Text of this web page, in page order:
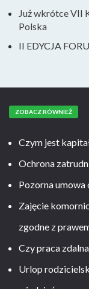
Już wkrótce VII
Polska
II EDYCJA
ZOBACZ RÓWNIEŻ
Czym jest
Ochrona
Pozorna umowa
Zajęcie
zgodne z
Czy praca
Urlop